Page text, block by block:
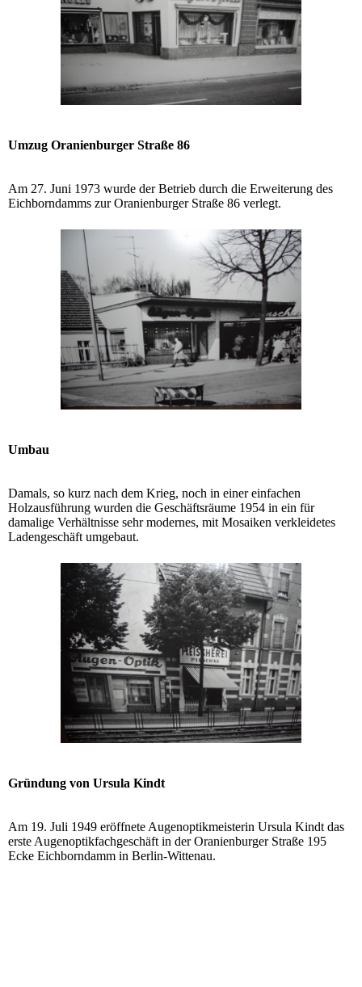
Umzug Oranienburger Straße 86
Am 27. Juni 1973 wurde der Betrieb durch die Erweiterung des
Eichborndamms zur Oranienburger Straße 86 verlegt.
Umbau
Damals, so kurz nach dem Krieg, noch in einer einfachen
Holzausführung wurden die Geschäftsräume 1954 in ein für
damalige Verhältnisse sehr modernes, mit Mosaiken verkleidetes
Ladengeschäft umgebaut.
Gründung von Ursula Kindt
Am 19. Juli 1949 eröffnete Augenoptikmeisterin Ursula Kindt das
erste Augenoptikfachgeschäft in der Oranienburger Straße 195
Ecke Eichborndamm in Berlin-Wittenau.